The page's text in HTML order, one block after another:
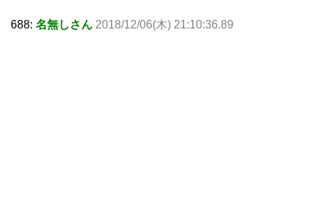
688: 名無しさん 2018/12/06(木) 21:10:36.89